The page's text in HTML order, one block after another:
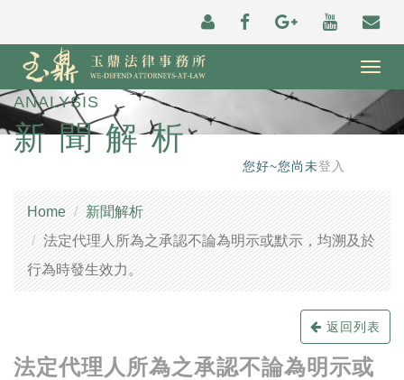
ANALYSIS
新聞解析
您好~您尚未登入
Home
新聞解析
法定代理人所為之承認不論為明示或默示，均溯及於
行為時發生效力。
返回列表
法定代理人所為之承認不論為明示或